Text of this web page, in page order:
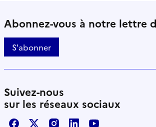
Abonnez-vous à notre lettre
S'abonner
Suivez-nous
sur les réseaux sociaux
FacebookX / TwitterInstagram
LinkedInYoutube